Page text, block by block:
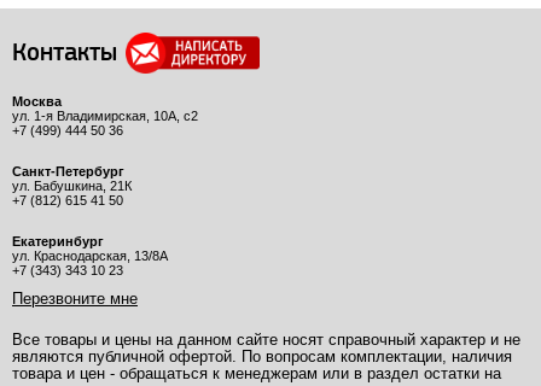
Контакты
Москва
ул. 1-я Владимирская, 10А, с2
+7 (499) 444 50 36
Санкт-Петербург
ул. Бабушкина, 21К
+7 (812) 615 41 50
Екатеринбург
ул. Краснодарская, 13/8А
+7 (343) 343 10 23
Перезвоните мне
Все товары и цены на данном сайте носят справочный характер и не
являются публичной офертой. По вопросам комплектации, наличия
товара и цен - обращаться к менеджерам или в раздел остатки на